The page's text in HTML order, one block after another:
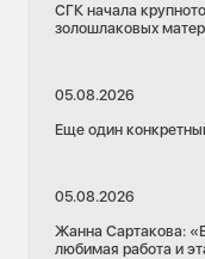
СГК начала
золошлаковых
05.08.2026
Еще один
05.08.2026
Жанна Сартакова:
любимая работа и